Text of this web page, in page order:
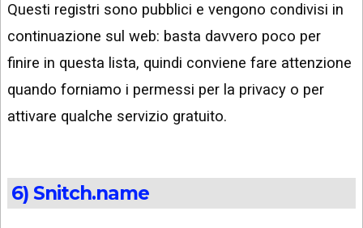
Questi registri sono pubblici e vengono condivisi in
continuazione sul web: basta davvero poco per
finire in questa lista, quindi conviene fare attenzione
quando forniamo i permessi per la privacy o per
attivare qualche servizio gratuito.
6) Snitch.name